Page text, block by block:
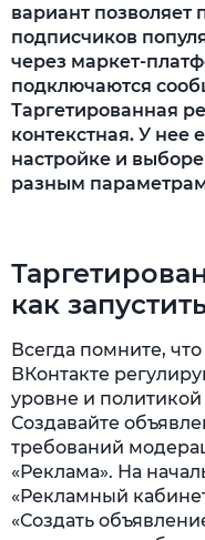
вариант позволяет
подписчиков
через маркет-
подключаются
Таргетированная
контекстная. У нее
настройке и
разным
как
Всегда помните,
ВКонтакте
уровне и
Создавайте
требований
«Реклама». На
«Рекламный
«Создать